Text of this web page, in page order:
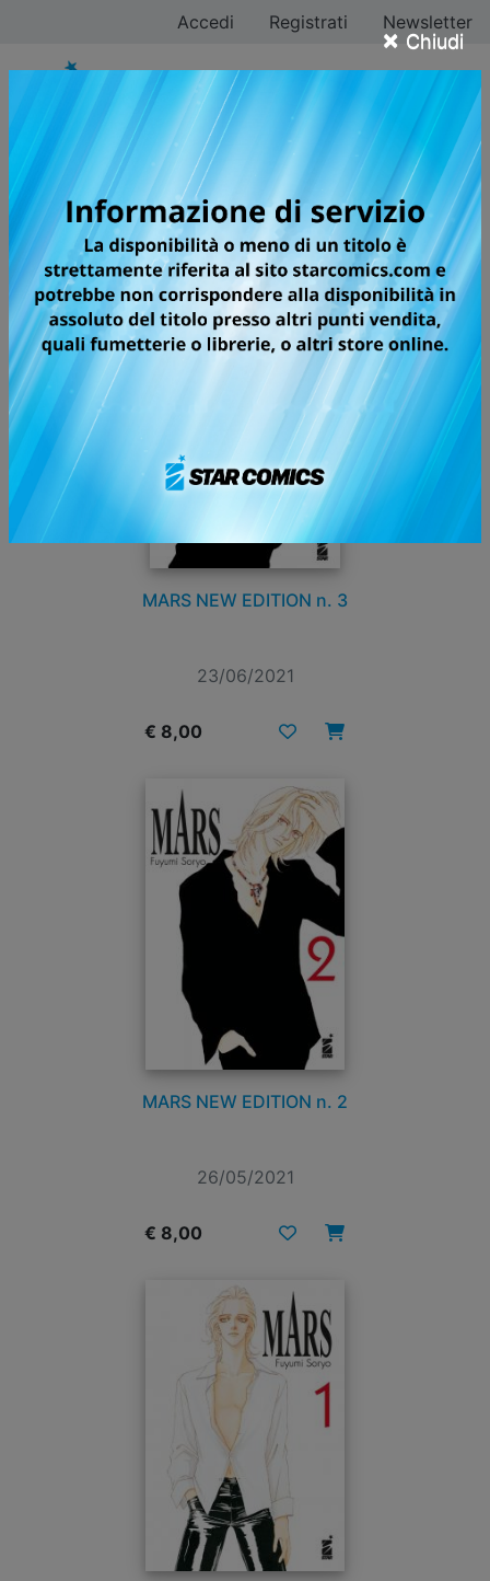
× Chiudi
Accedi Registrati Newsletter
Tutti i fumetti per la
testata GHOST
MARS NEW EDITION n. 3
23/06/2021
€ 8,00
MARS NEW EDITION n. 2
26/05/2021
€ 8,00